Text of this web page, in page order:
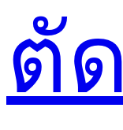
ตัด